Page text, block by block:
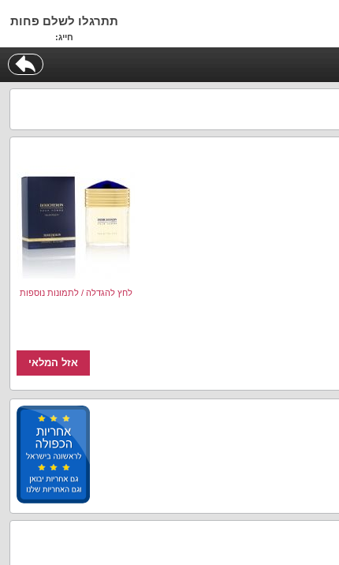
תתרגלו לשלם פחות
חייג:
לחץ להגדלה / לתמונות נוספות
אזל המלאי